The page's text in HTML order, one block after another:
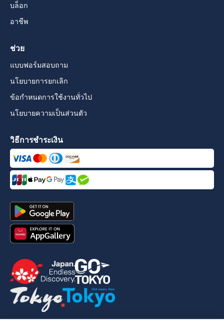
บล็อก
อาชีพ
ช่วย
แบบฟอร์มสอบถาม
นโยบายการยกเลิก
ข้อกำหนดการใช้งานทั่วไป
นโยบายความเป็นส่วนตัว
วิธีการชำระเงิน